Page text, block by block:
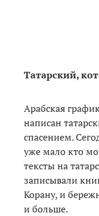
Татарский,
Арабская
написан
спасением.
уже мало кто
тексты на
записывали
Корану, и
и больше.